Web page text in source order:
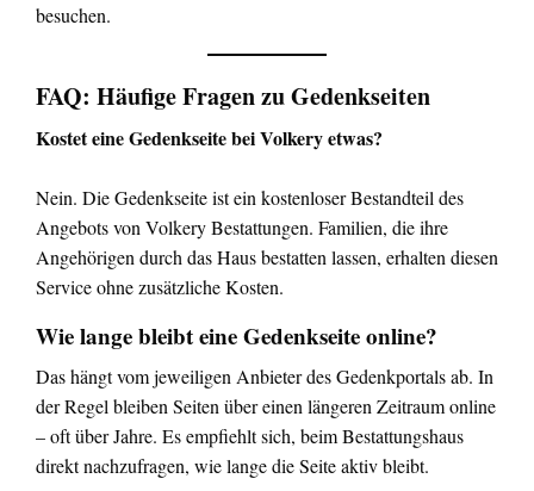
besuchen.
FAQ: Häufige Fragen zu Gedenkseiten
Kostet eine Gedenkseite bei Volkery etwas?
Nein. Die Gedenkseite ist ein kostenloser Bestandteil des
Angebots von Volkery Bestattungen. Familien, die ihre
Angehörigen durch das Haus bestatten lassen, erhalten diesen
Service ohne zusätzliche Kosten.
Wie lange bleibt eine Gedenkseite online?
Das hängt vom jeweiligen Anbieter des Gedenkportals ab. In
der Regel bleiben Seiten über einen längeren Zeitraum online
– oft über Jahre. Es empfiehlt sich, beim Bestattungshaus
direkt nachzufragen, wie lange die Seite aktiv bleibt.